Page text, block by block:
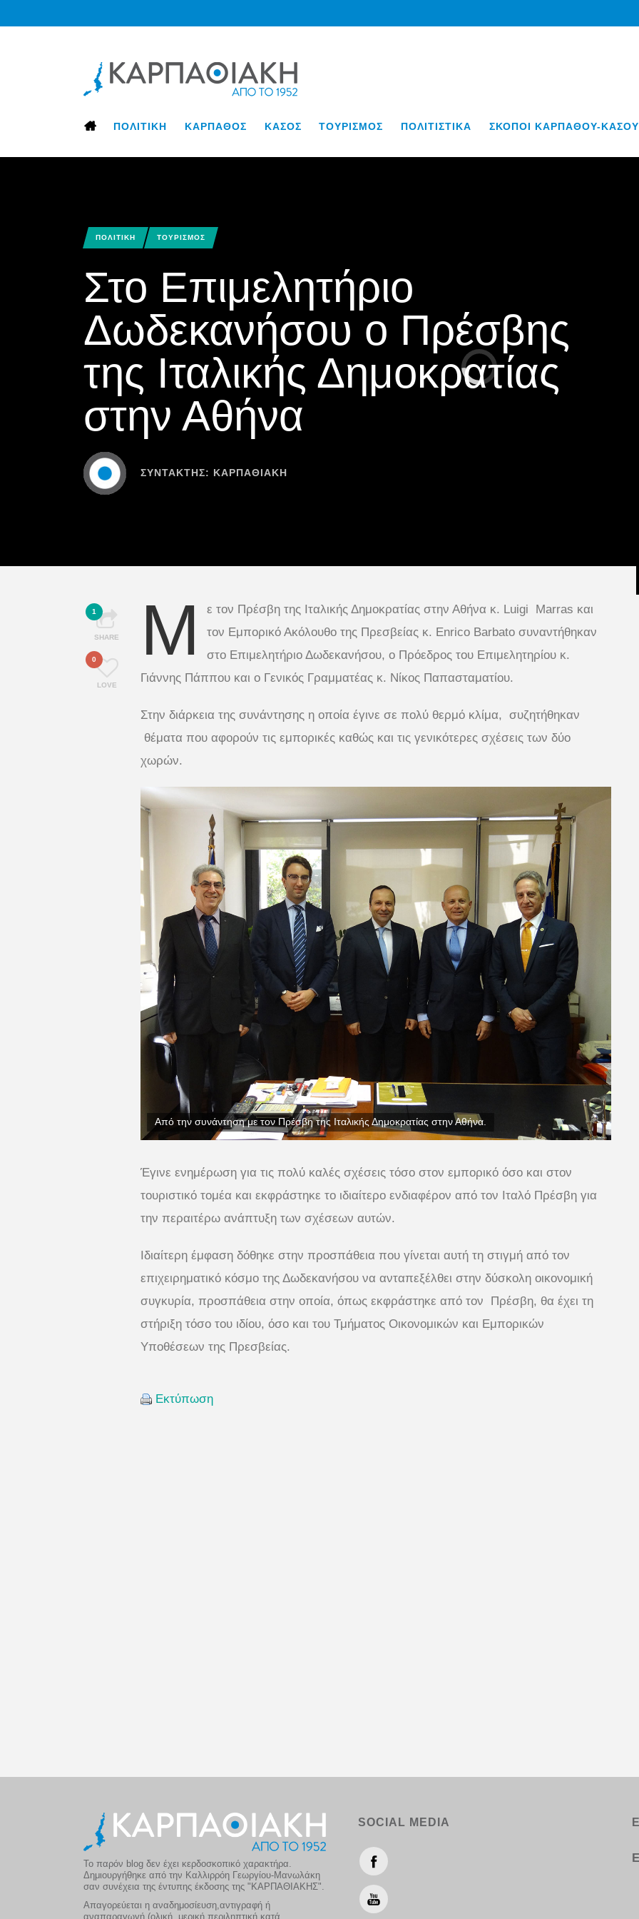
ΠΟΛΙΤΙΚΗ ΚΑΡΠΑΘΟΣ ΚΑΣΟΣ ΤΟΥΡΙΣΜΟΣ ΠΟΛΙΤΙΣΤΙΚΑ ΣΚΟΠΟΙ ΚΑΡΠΑΘΟΥ-ΚΑΣΟΥ
ΠΟΛΙΤΙΚΗ ΤΟΥΡΙΣΜΟΣ
Στο Επιμελητήριο
Δωδεκανήσου ο Πρέσβης
της Ιταλικής Δημοκρατίας
στην Αθήνα
ΣΥΝΤΆΚΤΗΣ: ΚΑΡΠΑΘΙΑΚΗ
1
SHARE
0
LOVE
Μ
ε τον Πρέσβη της Ιταλικής Δημοκρατίας στην Αθήνα κ. Luigi Marras και
τον Εμπορικό Ακόλουθο της Πρεσβείας κ. Εnrico Barbato συναντήθηκαν
στο Επιμελητήριο Δωδεκανήσου, ο Πρόεδρος του Επιμελητηρίου κ.
Γιάννης Πάππου και ο Γενικός Γραμματέας κ. Νίκος Παπασταματίου.
Στην διάρκεια της συνάντησης η οποία έγινε σε πολύ θερμό κλίμα, συζητήθηκαν
θέματα που αφορούν τις εμπορικές καθώς και τις γενικότερες σχέσεις των δύο
χωρών.
Από την συνάντηση με τον Πρέσβη της Ιταλικής Δημοκρατίας στην Αθήνα.
Έγινε ενημέρωση για τις πολύ καλές σχέσεις τόσο στον εμπορικό όσο και στον
τουριστικό τομέα και εκφράστηκε το ιδιαίτερο ενδιαφέρον από τον Ιταλό Πρέσβη για
την περαιτέρω ανάπτυξη των σχέσεων αυτών.
Ιδιαίτερη έμφαση δόθηκε στην προσπάθεια που γίνεται αυτή τη στιγμή από τον
επιχειρηματικό κόσμο της Δωδεκανήσου να ανταπεξέλθει στην δύσκολη οικονομική
συγκυρία, προσπάθεια στην οποία, όπως εκφράστηκε από τον Πρέσβη, θα έχει τη
στήριξη τόσο του ιδίου, όσο και του Τμήματος Οικονομικών και Εμπορικών
Υποθέσεων της Πρεσβείας.
Εκτύπωση
Το παρόν blog δεν έχει κερδοσκοπικό χαρακτήρα.
Δημιουργήθηκε από την Καλλιρρόη Γεωργίου-Μανωλάκη
σαν συνέχεια της έντυπης έκδοσης της "ΚΑΡΠΑΘΙΑΚΗΣ".
Απαγορεύεται η αναδημοσίευση,αντιγραφή ή
αναπαραγωγή (ολική, μερική,περιληπτική κατά
SOCIAL MEDIA